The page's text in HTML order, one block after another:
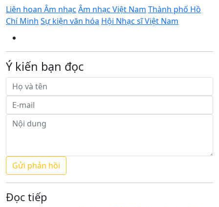
Liên hoan Âm nhạc Âm nhạc Việt Nam Thành phố Hồ
Chí Minh Sự kiện văn hóa Hội Nhạc sĩ Việt Nam
Ý kiến bạn đọc
Đọc tiếp